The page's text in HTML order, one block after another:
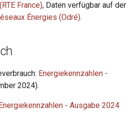
France), Daten verfügbar auf der
Énergies (Odré).
Energiekennzahlen -
2024).
- Ausgabe 2024